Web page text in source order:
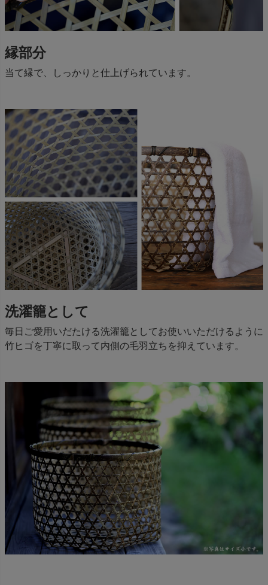
縁部分
当て縁で、しっかりと仕上げられています。
洗濯籠として
毎日ご愛用いだたける洗濯籠としてお使いいただけるように
竹ヒゴを丁寧に取って内側の毛羽立ちを抑えています。